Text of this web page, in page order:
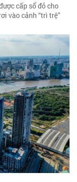
cấp sổ đỏ cho
vào cảnh “trì trệ”